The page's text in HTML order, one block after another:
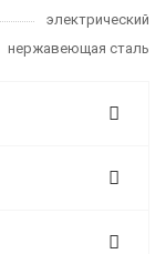
электрический
нержавеющая сталь